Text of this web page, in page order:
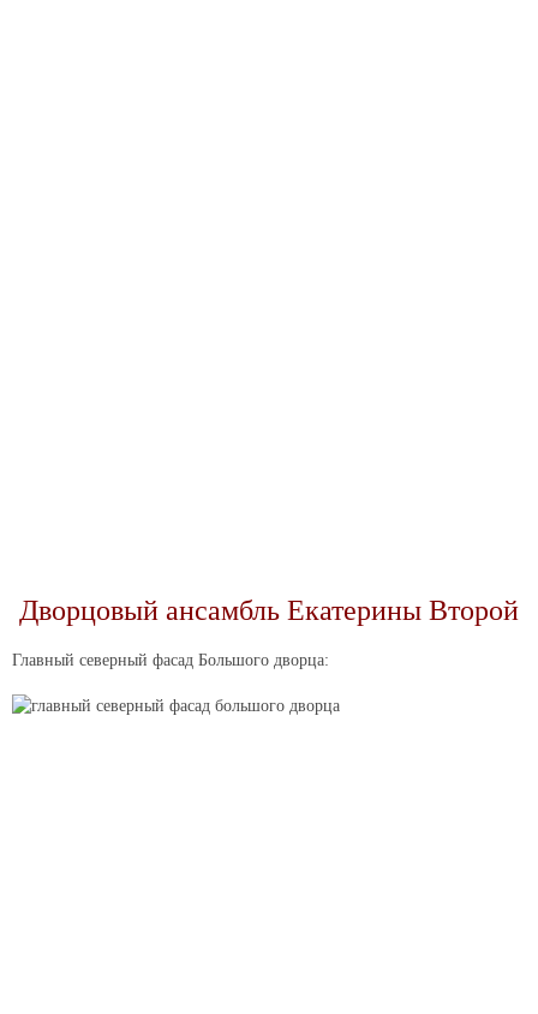
Дворцовый ансамбль Екатерины Второй
Главный северный фасад Большого дворца: